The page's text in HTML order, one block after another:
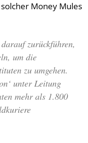
Money Mules
zurückführen,
um die
zu umgehen.
unter Leitung
mehr als 1.800